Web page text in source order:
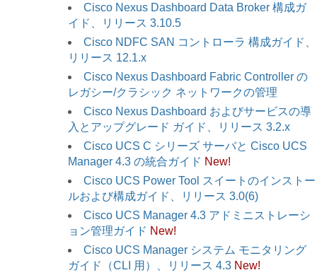
Cisco Nexus Dashboard Data Broker 構成ガ
イド、リリース 3.10.5
Cisco NDFC SAN コントローラ 構成ガイド、
リリース 12.1.x
Cisco Nexus Dashboard Fabric Controller の
レガシー/クラシック ネットワークの管理
Cisco Nexus Dashboard およびサービスの導
入とアップグレード ガイド、リリース 3.2.x
Cisco UCS C シリーズ サーバと Cisco UCS
Manager 4.3 の統合ガイド New!
Cisco UCS Power Tool スイートのインストー
ルおよび構成ガイド、リリース 3.0(6)
Cisco UCS Manager 4.3 アドミニストレーシ
ョン管理ガイド New!
Cisco UCS Manager システム モニタリング
ガイド（CLI 用）、リリース 4.3 New!